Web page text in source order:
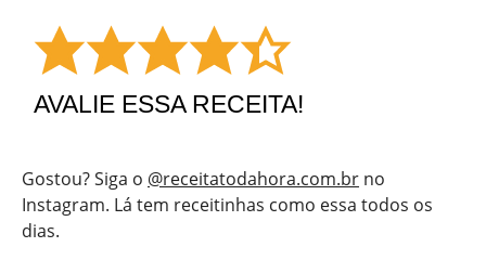
AVALIE ESSA RECEITA!
Gostou? Siga o @receitatodahora.com.br no
Instagram. Lá tem receitinhas como essa todos os
dias.